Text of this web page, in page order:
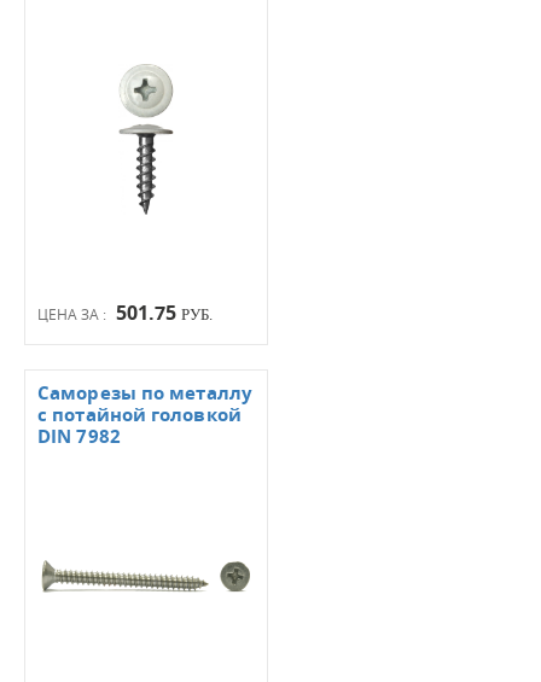
ЦЕНА ЗА : 501.75 РУБ.
Саморезы по металлу
с потайной головкой
DIN 7982